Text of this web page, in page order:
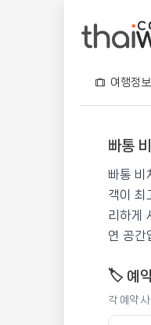
여행정보
빠
📍
빠통
빠통 비
객이 최
리하게
연 공간
🏷️ 예
각 예약